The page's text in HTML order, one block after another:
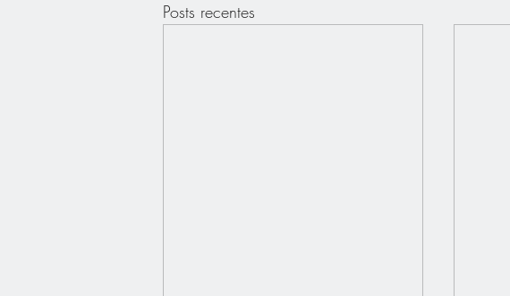
Posts recentes